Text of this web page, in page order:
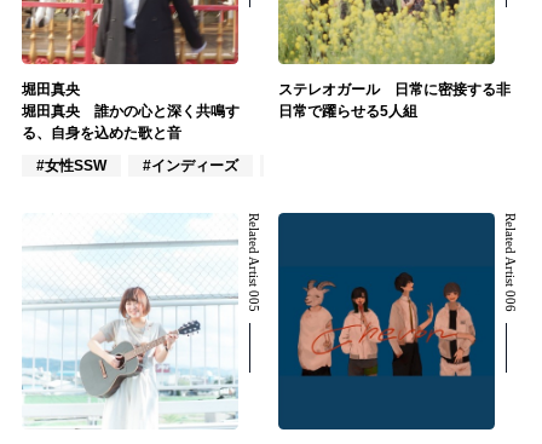
堀田真央
堀田真央 誰かの心と深く共鳴す
る、自身を込めた歌と音
#女性SSW
#インディーズ
ステレオガール 日常に密接する非
日常で躍らせる5人組
Related Artist 005 Related Artist 006